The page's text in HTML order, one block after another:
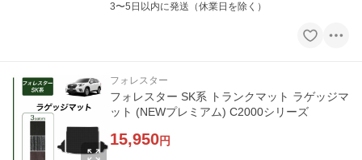
3〜5日以内に発送（休業日を除く）
フォレスター
フォレスター SK系 トランクマット ラゲッジマ
ット (NEWプレミアム) C2000シリーズ
15,950円